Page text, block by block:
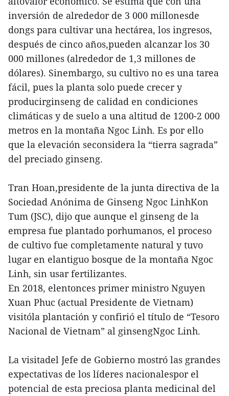
inversión de alrededor de 3 000 millonesde
dongs para cultivar una hectárea, los ingresos,
después de cinco años,pueden alcanzar los 30
000 millones (alrededor de 1,3 millones de
dólares). Sinembargo, su cultivo no es una tarea
fácil, pues la planta solo puede crecer y
producirginseng de calidad en condiciones
climáticas y de suelo a una altitud de 1200-2 000
metros en la montaña Ngoc Linh. Es por ello
que la elevación seconsidera la “tierra sagrada”
del preciado ginseng.
Tran Hoan,presidente de la junta directiva de la
Sociedad Anónima de Ginseng Ngoc LinhKon
Tum (JSC), dijo que aunque el ginseng de la
empresa fue plantado porhumanos, el proceso
de cultivo fue completamente natural y tuvo
lugar en elantiguo bosque de la montaña Ngoc
Linh, sin usar fertilizantes.
En 2018, elentonces primer ministro Nguyen
Xuan Phuc (actual Presidente de Vietnam)
visitóla plantación y confirió el título de “Tesoro
Nacional de Vietnam” al ginsengNgoc Linh.
La visitadel Jefe de Gobierno mostró las grandes
expectativas de los líderes nacionalespor el
potencial de esta preciosa planta medicinal del